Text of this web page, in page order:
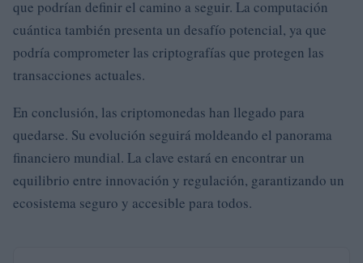
que podrían definir el camino a seguir. La computación
cuántica también presenta un desafío potencial, ya que
podría comprometer las criptografías que protegen las
transacciones actuales.
En conclusión, las criptomonedas han llegado para
quedarse. Su evolución seguirá moldeando el panorama
financiero mundial. La clave estará en encontrar un
equilibrio entre innovación y regulación, garantizando un
ecosistema seguro y accesible para todos.